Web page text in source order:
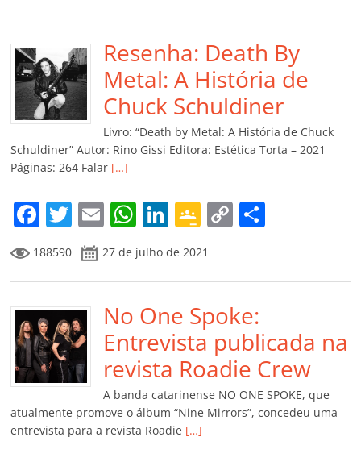
e
b
o
o
k
er l s
A
p
p
e
dI
n
gl
e
Cl
a
ss
ro
m
y
Li
n
k
p
ar
til
h
ar
Resenha: Death By
Metal: A História de
Chuck Schuldiner
Livro: “Death by Metal: A História de Chuck
Schuldiner” Autor: Rino Gissi Editora: Estética Torta – 2021
Páginas: 264 Falar […]
F
a
c
e
b
o
o
k
T
w
itt
er
E
m
ai
l
W
h
at
s
A
p
p
Li
n
k
e
dI
n
G
o
o
gl
e
Cl
a
ss
ro
o
C
y
Li
n
k
p
til
h
ar
188590 27 de julho de 2021
No One Spoke:
Entrevista publicada na
revista Roadie Crew
A banda catarinense NO ONE SPOKE, que
atualmente promove o álbum “Nine Mirrors”, concedeu uma
entrevista para a revista Roadie […]